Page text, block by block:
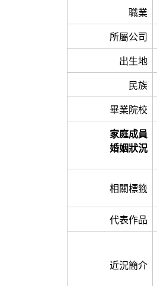
職業
所屬公司
出生地
民族
畢業院校
家庭成員
婚姻狀況
相關標籤
代表作品
近況簡介